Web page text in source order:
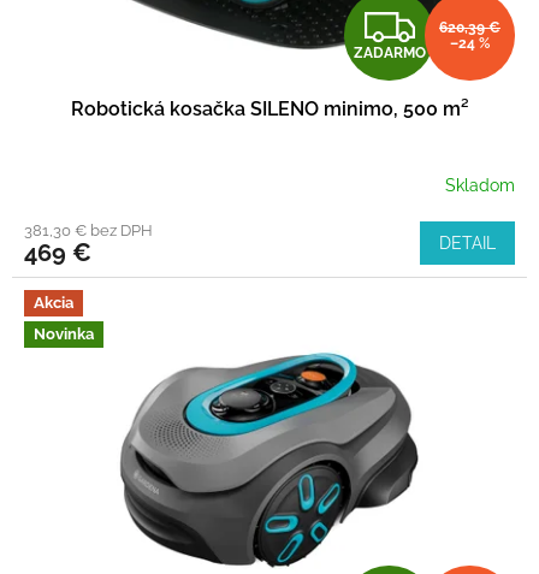
Z
A
D
A
R
M
ZADARMO
620,39 €
–24 %
Robotická kosačka SILENO minimo, 500 m²
Skladom
381,30 € bez DPH
469 € DETAIL
Akcia
Novinka